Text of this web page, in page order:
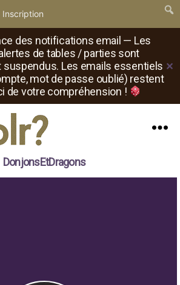
des notifications email — Les
de tables / parties sont
Les emails essentiels
mot de passe oublié) restent
de votre compréhension !
✕
Inscription
DonjonsEtDragons